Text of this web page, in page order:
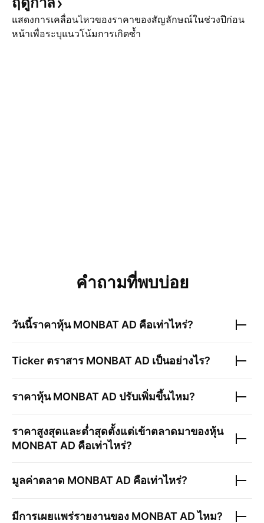
แสดงการเคลื่อนไหวของราคาของสัญลักษณ์ในช่วงปีก่อน
หน้าเพื่อระบุแนวโน้มการเกิดซ้ำ
คำถามที่พบบ่อย
วันนี้ราคาหุ้นMONBAT AD คือเท่าไหร่?
Ticker ตราสาร MONBAT AD เป็นอย่างไร?
ราคาหุ้นMONBAT AD ปรับเพิ่มขึ้นไหม?
ราคาสูงสุดและต่ำสุดตั้งแต่เข้าตลาดมาของหุ้น
MONBAT AD คือเท่าไหร่?
มูลค่าตลาด MONBAT AD คือเท่าไหร่?
มีการเผยแพร่รายงานของ MONBAT ADไหม?